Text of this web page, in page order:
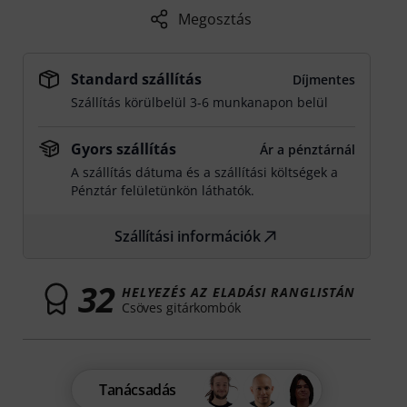
Megosztás
Standard szállítás
Díjmentes
Szállítás körülbelül 3-6 munkanapon belül
Gyors szállítás
Ár a pénztárnál
A szállítás dátuma és a szállítási költségek a
Pénztár felületünkön láthatók.
Szállítási információk
32 HELYEZÉS AZ ELADÁSI RANGLISTÁN
Csöves gitárkombók
Tanácsadás